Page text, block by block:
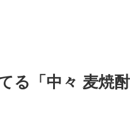
る「中々 麦焼酎